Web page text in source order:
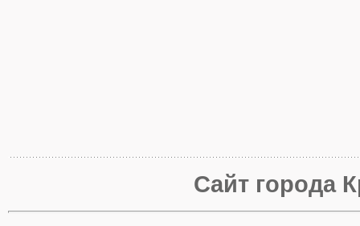
Сайт города